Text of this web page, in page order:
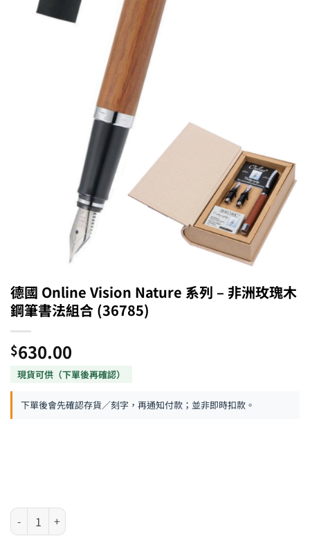
德國 Online Vision Nature 系列 – 非洲玫瑰木
鋼筆書法組合 (36785)
$630.00
下單後會先確認存貨／刻字，再通知付款；並非即時扣款。
德國 Online Vision Nature 系列 - 非洲玫瑰木鋼筆書法組合 (36785)